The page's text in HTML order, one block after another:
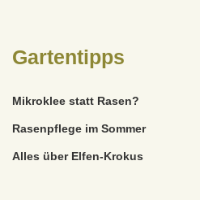
Gartentipps
Mikroklee statt Rasen?
Rasenpflege im Sommer
Alles über Elfen-Krokus